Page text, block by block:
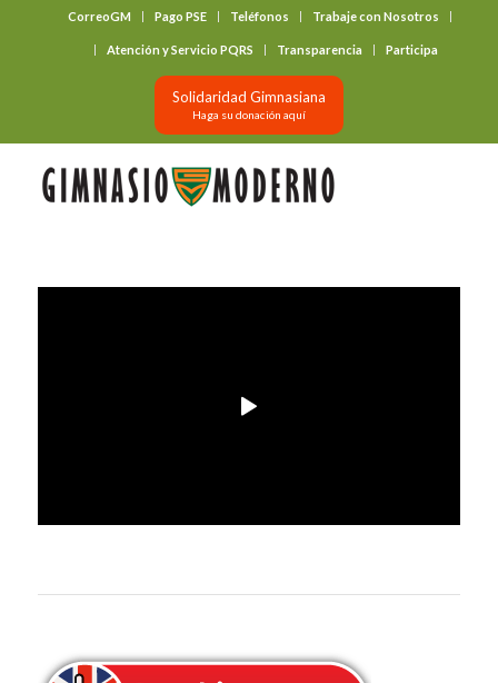
CorreoGM Pago PSE Teléfonos Trabaje con Nosotros
Atención y Servicio PQRS Transparencia Participa
Solidaridad Gimnasiana
Haga su donación aquí